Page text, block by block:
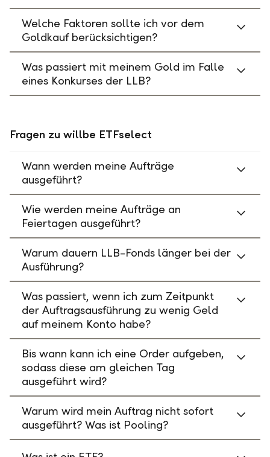
Welche Faktoren sollte ich vor dem
Goldkauf berücksichtigen?
Was passiert mit meinem Gold im Falle
eines Konkurses der LLB?
Fragen zu willbe ETFselect
Wann werden meine Aufträge
ausgeführt?
Wie werden meine Aufträge an
Feiertagen ausgeführt?
Warum dauern LLB-Fonds länger bei der
Ausführung?
Was passiert, wenn ich zum Zeitpunkt
der Auftragsausführung zu wenig Geld
auf meinem Konto habe?
Bis wann kann ich eine Order aufgeben,
sodass diese am gleichen Tag
ausgeführt wird?
Warum wird mein Auftrag nicht sofort
ausgeführt? Was ist Pooling?